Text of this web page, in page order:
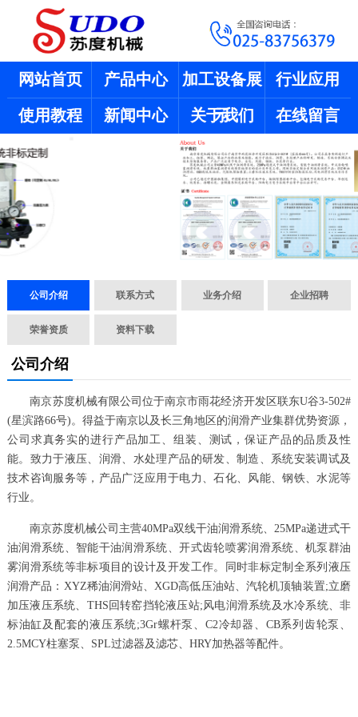
网站首页 产品中心 加工设备展
示
行业应用
使用教程 新闻中心 关于我们 在线留言
公司介绍 联系方式 业务介绍 企业招聘
荣誉资质 资料下载
公司介绍
南京苏度机械有限公司位于南京市雨花经济开发区联东U谷3-502#
(星滨路66号)。得益于南京以及长三角地区的润滑产业集群优势资源，
公司求真务实的进行产品加工、组装、测试，保证产品的品质及性
能。致力于液压、润滑、水处理产品的研发、制造、系统安装调试及
技术咨询服务等，产品广泛应用于电力、石化、风能、钢铁、水泥等
行业。
南京苏度机械公司主营40MPa双线干油润滑系统、25MPa递进式干
油润滑系统、智能干油润滑系统、开式齿轮喷雾润滑系统、机泵群油
雾润滑系统等非标项目的设计及开发工作。同时非标定制全系列液压
润滑产品：XYZ稀油润滑站、XGD高低压油站、汽轮机顶轴装置;立磨
加压液压系统、THS回转窑挡轮液压站;风电润滑系统及水冷系统、非
标油缸及配套的液压系统;3Gr螺杆泵、C2冷却器、CB系列齿轮泵、
2.5MCY柱塞泵、SPL过滤器及滤芯、HRY加热器等配件。